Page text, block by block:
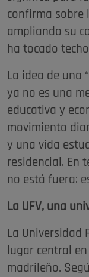
confirma sobre
ampliando su
ha tocado
La idea de una
ya no es una
educativa y
movimiento
y una vida
residencial. En
no está fuera:
La UFV, una
La Universidad
lugar central
madrileño.